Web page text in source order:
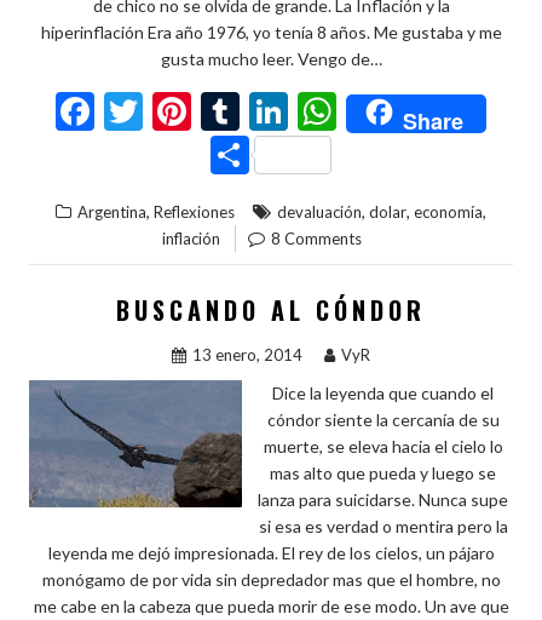
de chico no se olvida de grande. La Inflación y la
hiperinflación Era año 1976, yo tenía 8 años. Me gustaba y me
gusta mucho leer. Vengo de…
F
b
o
o
T
er
Pi
nt
er
es
t
T
u
m
bl
r
Li
n
ke
dI
n
W
h
s
A
p
p
Share
C
o
m
p
ar
ti
r
Argentina, Reflexiones devaluación, dolar, economía,
inflación 8 Comments
BUSCANDO AL CÓNDOR
13 enero, 2014 VyR
Dice la leyenda que cuando el
cóndor siente la cercanía de su
muerte, se eleva hacia el cielo lo
mas alto que pueda y luego se
lanza para suicidarse. Nunca supe
si esa es verdad o mentira pero la
leyenda me dejó impresionada. El rey de los cielos, un pájaro
monógamo de por vida sin depredador mas que el hombre, no
me cabe en la cabeza que pueda morir de ese modo. Un ave que